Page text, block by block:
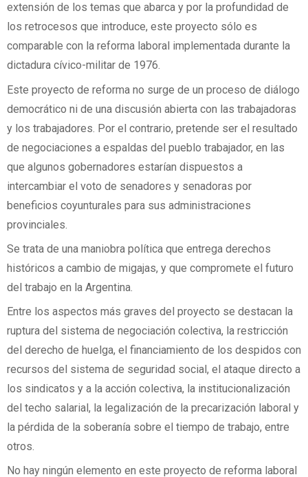
extensión de los temas que abarca y por la profundidad de
los retrocesos que introduce, este proyecto sólo es
comparable con la reforma laboral implementada durante la
dictadura cívico-militar de 1976.
Este proyecto de reforma no surge de un proceso de diálogo
democrático ni de una discusión abierta con las trabajadoras
y los trabajadores. Por el contrario, pretende ser el resultado
de negociaciones a espaldas del pueblo trabajador, en las
que algunos gobernadores estarían dispuestos a
intercambiar el voto de senadores y senadoras por
beneficios coyunturales para sus administraciones
provinciales.
Se trata de una maniobra política que entrega derechos
históricos a cambio de migajas, y que compromete el futuro
del trabajo en la Argentina.
Entre los aspectos más graves del proyecto se destacan la
ruptura del sistema de negociación colectiva, la restricción
del derecho de huelga, el financiamiento de los despidos con
recursos del sistema de seguridad social, el ataque directo a
los sindicatos y a la acción colectiva, la institucionalización
del techo salarial, la legalización de la precarización laboral y
la pérdida de la soberanía sobre el tiempo de trabajo, entre
otros.
No hay ningún elemento en este proyecto de reforma laboral